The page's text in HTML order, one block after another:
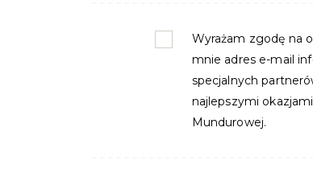
Wyrażam zgodę na
mnie adres e-mail
specjalnych
najlepszymi
Mundurowej.